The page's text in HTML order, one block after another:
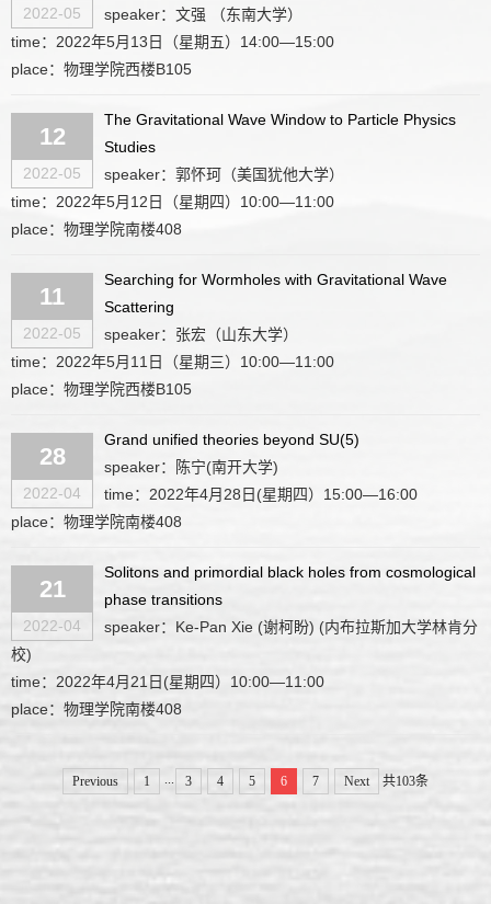
2022-05
speaker：文强 （东南大学）
time：2022年5月13日（星期五）14:00—15:00
place：物理学院西楼B105
12
2022-05
The Gravitational Wave Window to Particle Physics
Studies
speaker：郭怀珂（美国犹他大学）
time：2022年5月12日（星期四）10:00—11:00
place：物理学院南楼408
11
2022-05
Searching for Wormholes with Gravitational Wave
Scattering
speaker：张宏（山东大学）
time：2022年5月11日（星期三）10:00—11:00
place：物理学院西楼B105
28
2022-04
Grand unified theories beyond SU(5)
speaker：陈宁(南开大学)
time：2022年4月28日(星期四）15:00—16:00
place：物理学院南楼408
21
2022-04
Solitons and primordial black holes from cosmological
phase transitions
speaker：Ke-Pan Xie (谢柯盼) (内布拉斯加大学林肯分
校)
time：2022年4月21日(星期四）10:00—11:00
place：物理学院南楼408
Previous 1 ... 3 4 5 6 7 Next 共103条